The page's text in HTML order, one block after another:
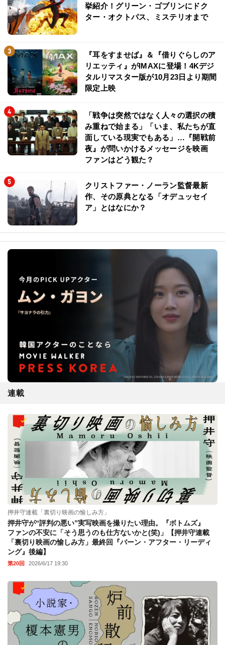
挙紹介！グリーン・ゴブリンにドク
ター・オクトパス、ミステリオまで
『耳をすませば』＆『借りぐらしのア
リエッティ』がIMAXに登場！4Kデジ
タルリマスター版が10月23日より期間
限定上映
「戦争は突然ではなく人々の選択の積
み重ねで始まる」「いま、私たちが直
面している現実でもある」…『開戦前
夜』が問いかけるメッセージを映画
ファンはどう観た？
クリストファー・ノーラン監督最新
作、その原典となる「オデュッセイ
ア」とはなにか？
連載
押井守連載「裏切り映画の愉しみ方」
押井守が“評判の悪い”実写映画を撮りたい理由。『ボトムズ』
ファンの不安に「そう思うのも仕方ないかと(笑)」【押井守連載
「裏切り映画の愉しみ方」最終回『バーン・アフター・リーディ
ング』後編】
第20回 2026/6/17 19:30